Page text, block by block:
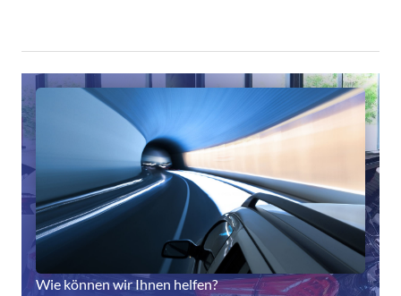
Wie können wir Ihnen helfen?